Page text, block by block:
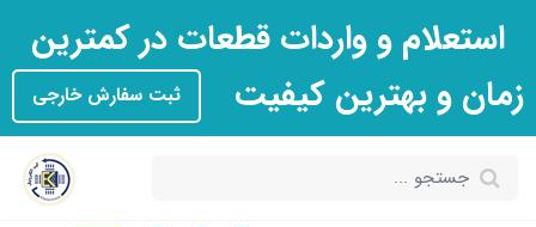
استعلام و واردات قطعات در کمترین
زمان و بهترین کیفیت
ثبت سفارش خارجی